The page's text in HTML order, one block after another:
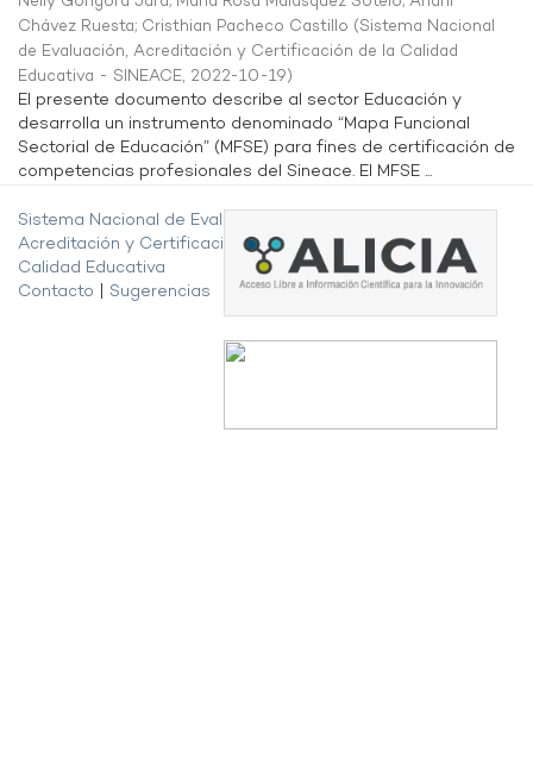
Chávez Ruesta; Cristhian Pacheco Castillo (Sistema Nacional
de Evaluación, Acreditación y Certificación de la Calidad
Educativa - SINEACE, 2022-10-19)
El presente documento describe al sector Educación y
desarrolla un instrumento denominado “Mapa Funcional
Sectorial de Educación” (MFSE) para fines de certificación de
competencias profesionales del Sineace. El MFSE ...
Sistema Nacional de Evaluación,
Acreditación y Certificación de la
Calidad Educativa
Contacto
Sugerencias